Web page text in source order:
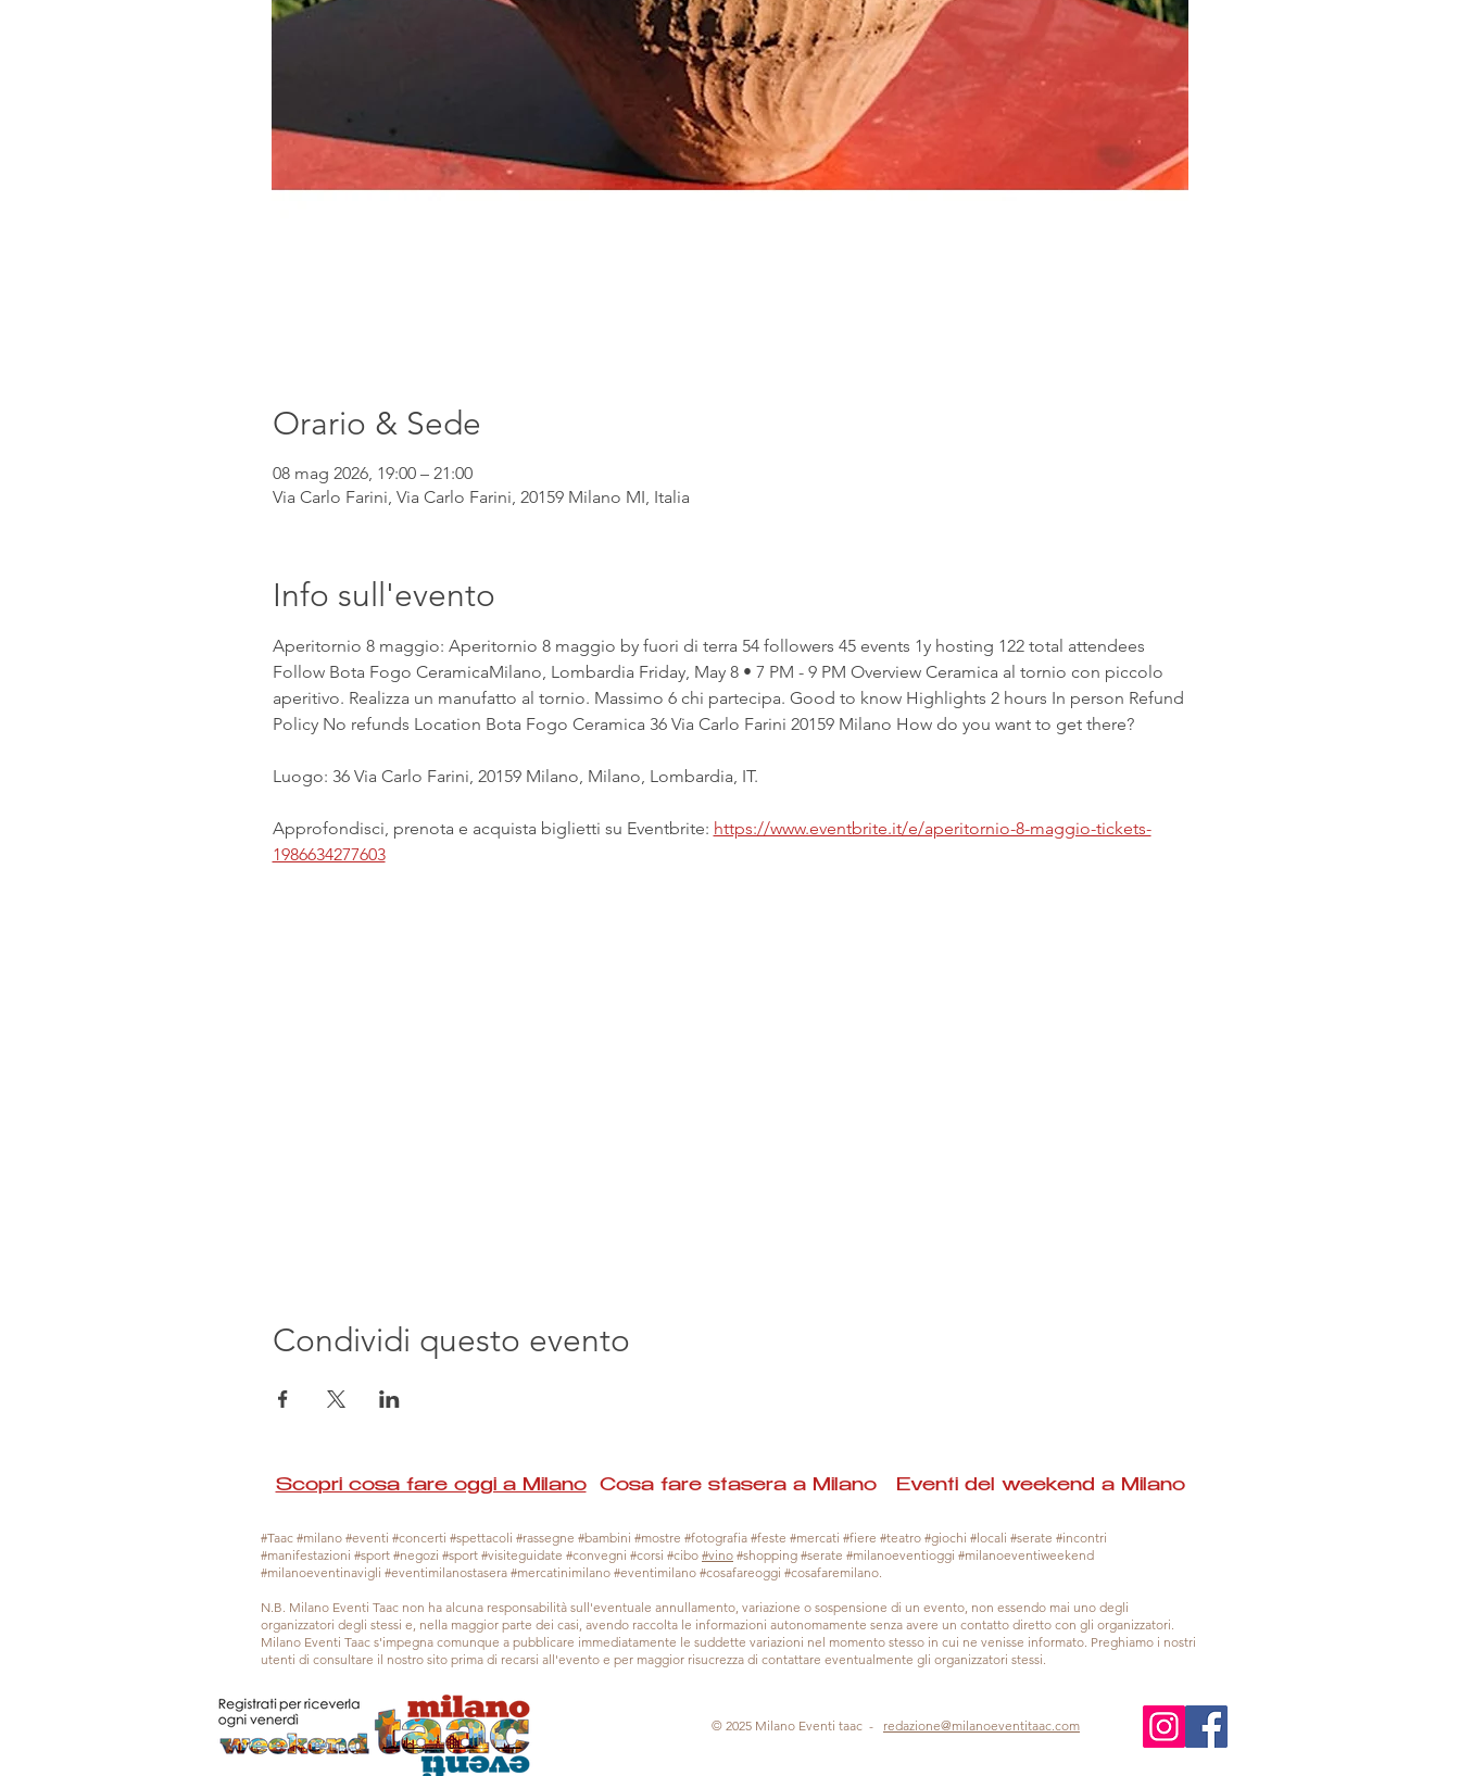
Orario & Sede
08 mag 2026, 19:00 – 21:00
Via Carlo Farini, Via Carlo Farini, 20159 Milano MI, Italia
Info sull'evento
Aperitornio 8 maggio: Aperitornio 8 maggio by fuori di terra 54 followers 45 events 1y hosting 122 total attendees
Follow Bota Fogo CeramicaMilano, Lombardia Friday, May 8 • 7 PM - 9 PM Overview Ceramica al tornio con piccolo
aperitivo. Realizza un manufatto al tornio. Massimo 6 chi partecipa. Good to know Highlights 2 hours In person Refund
Policy No refunds Location Bota Fogo Ceramica 36 Via Carlo Farini 20159 Milano How do you want to get there?
Luogo: 36 Via Carlo Farini, 20159 Milano, Milano, Lombardia, IT.
Approfondisci, prenota e acquista biglietti su Eventbrite: https://www.eventbrite.it/e/aperitornio-8-maggio-tickets-
1986634277603
Condividi questo evento
Scopri cosa fare oggi a MilanoCosa fare stasera a Milano Eventi del weekend a Milano
#Taac #milano #eventi #concerti #spettacoli #rassegne #bambini #mostre #fotografia #feste #mercati #fiere #teatro #giochi #locali #serate #incontri
#manifestazioni #sport #negozi #sport #visiteguidate #convegni #corsi #cibo #vino #shopping #serate #milanoeventioggi #milanoeventiweekend
#milanoeventinavigli #eventimilanostasera #mercatinimilano #eventimilano #cosafareoggi #cosafaremilano.
N.B. Milano Eventi Taac non ha alcuna responsabilità sull'eventuale annullamento, variazione o sospensione di un evento, non essendo mai uno degli
organizzatori degli stessi e, nella maggior parte dei casi, avendo raccolta le informazioni autonomamente senza avere un contatto diretto con gli organizzatori.
Milano Eventi Taac s'impegna comunque a pubblicare immediatamente le suddette variazioni nel momento stesso in cui ne venisse informato. Preghiamo i nostri
utenti di consultare il nostro sito prima di recarsi all'evento e per maggior risucrezza di contattare eventualmente gli organizzatori stessi.
© 2025 Milano Eventi taac - redazione@milanoeventitaac.com